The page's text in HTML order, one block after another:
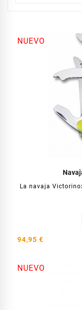
NUEVO
La navaja
94,95 €
NUEVO